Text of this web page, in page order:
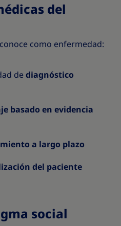
del
como enfermedad:
dediagnóstico
basado en evidencia
a largo plazo
del paciente
social